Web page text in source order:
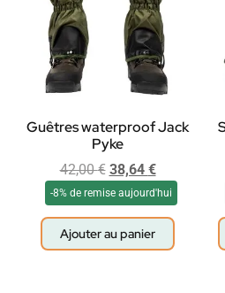
Guêtres waterproof Jack
Pyke
42,00€ 38,64 €
-8% de remise aujourd'hui
Ajouter au panier